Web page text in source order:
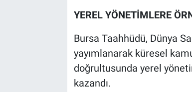
YEREL YÖNETİMLERE
Bursa Taahhüdü, Dünya
yayımlanarak küresel
doğrultusunda yerel
kazandı.